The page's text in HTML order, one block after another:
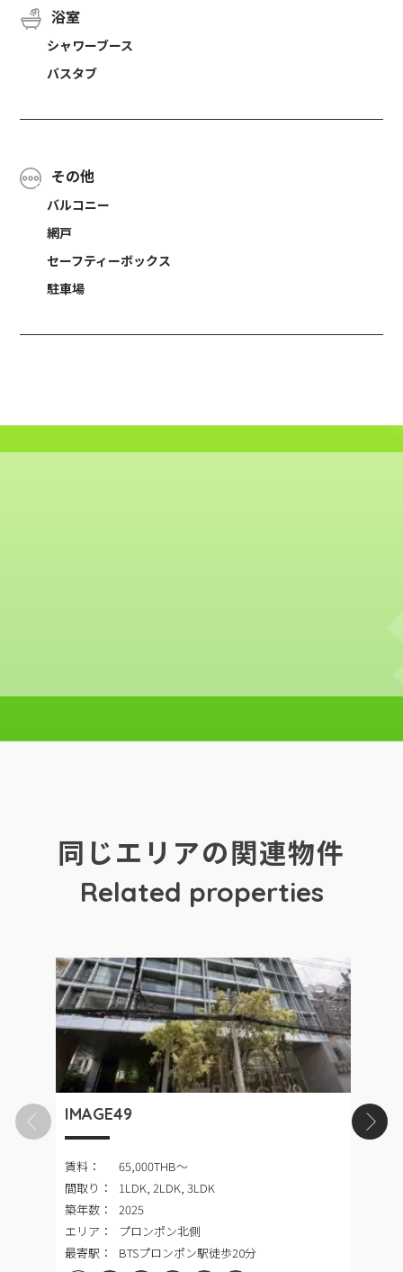
浴室
シャワーブース
バスタブ
その他
バルコニー
網戸
セーフティーボックス
駐車場
同じエリアの関連物件
Related properties
IMAGE49
賃料：
65,000THB〜
間取り：
1LDK, 2LDK, 3LDK
築年数：
2025
エリア：
プロンポン北側
最寄駅：
BTSプロンポン駅徒歩20分